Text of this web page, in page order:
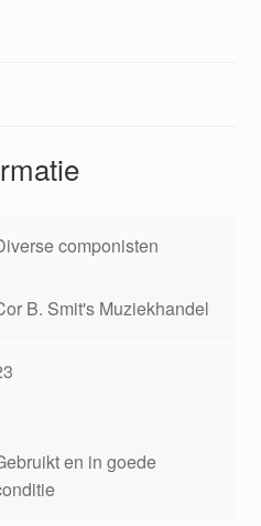
componisten
B. Smit's Muziekhandel
en in goede